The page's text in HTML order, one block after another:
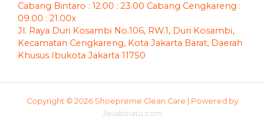
Cabang Bintaro : 12.00 : 23.00 Cabang Cengkareng :
09.00 : 21.00x
Jl. Raya Duri Kosambi No.106, RW.1, Duri Kosambi,
Kecamatan Cengkareng, Kota Jakarta Barat, Daerah
Khusus Ibukota Jakarta 11750
Copyright © 2026 Shoepreme Clean Care | Powered by
Jasabinatu.com